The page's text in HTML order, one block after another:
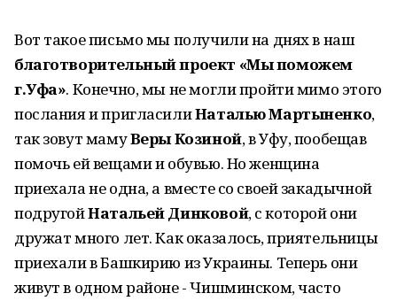
Вот такое письмо мы получили на днях в наш
благотворительный проект «Мы поможем
г.Уфа». Конечно, мы не могли пройти мимо этого
послания и пригласилиНаталью Мартыненко,
так зовут мамуВеры Козиной, в Уфу, пообещав
помочь ей вещами и обувью. Но женщина
приехала не одна, а вместе со своей закадычной
подругойНатальей Динковой, с которой они
дружат много лет. Как оказалось, приятельницы
приехали в Башкирию из Украины. Теперь они
живут в одном районе - Чишминском, часто